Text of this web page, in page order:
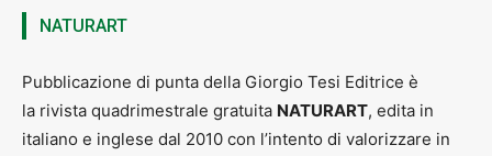
NATURART
Pubblicazione di punta della Giorgio Tesi Editrice è
la rivista quadrimestrale gratuita NATURART, edita in
italiano e inglese dal 2010 con l’intento di valorizzare in